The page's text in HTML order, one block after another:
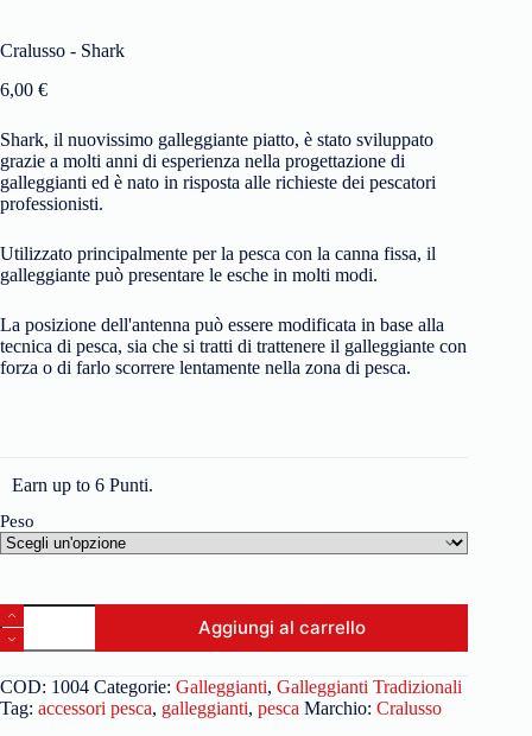
Cralusso - Shark
6,00 €
Shark, il nuovissimo galleggiante piatto, è stato sviluppato
grazie a molti anni di esperienza nella progettazione di
galleggianti ed è nato in risposta alle richieste dei pescatori
professionisti.
Utilizzato principalmente per la pesca con la canna fissa, il
galleggiante può presentare le esche in molti modi.
La posizione dell'antenna può essere modificata in base alla
tecnica di pesca, sia che si tratti di trattenere il galleggiante con
forza o di farlo scorrere lentamente nella zona di pesca.
Earn up to 6 Punti.
Peso
Aggiungi al carrello
COD: 1004 Categorie: Galleggianti, Galleggianti Tradizionali
Tag: accessori pesca, galleggianti, pesca Marchio: Cralusso